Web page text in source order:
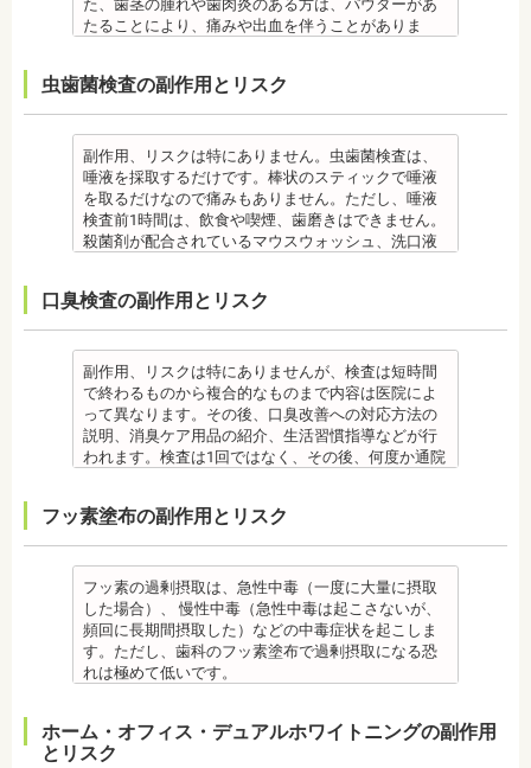
スを受ける患者さんもいます。
・矯正中は、器具を装着するため、食べかすが詰ま
了まで治療できません。）
・虫歯や歯周炎が発生すると一旦、装置を取り外し
て歯科医院で治療をする場合もあります。
・患者様が、取り外しできる矯正装置や補助装置の
装着時間を守っていなかったり、定期的な来院がで
きなかったりした場合は、治療期間が延びる可能性
があります。
・特殊な噛み合わせ、骨の硬さ、歯のかたちの場合
癖が改善されない場合は、治療期間が延びることが
療」を終えて歯並びが改善されても、まだ歯が元の
位置に戻ろうとする傾向があるため、一定期間動か
した歯を正しい位置にとどめておく保定が必要で
す。歯の位置が安定するまでの保定期間には個人差
があるので、治療後も歯科医師の指示を守ってくだ
さい。
先生
日本大学歯学部口腔外科第２講座大学院卒業
歯学博士（口腔外科学）
日本大学歯学部非常勤講師
社会福祉法人富士白苑理事
・固いものが一時的に噛めなくなります。また、ガ
ムや餅など、装置に引っかかるものが食べられなく
を受診してください。
・個人差があり、かなりのストレスを受ける患者さ
んもいます。
・矯正中は、器具を装着するため、食べかすが詰ま
りやすく虫歯、歯周病を招きやすくなります。（矯
正器具をつけている箇所の虫歯治療は、基本的に矯
正終了まで治療できません。）
・虫歯や歯周炎が発生すると一旦、装置を取り外し
装着時間を守っていなかったり、定期的な来院がで
きなかった場合は、治療期間が延びる場合がありま
す。
・特殊な噛み合わせ、骨の硬さ、歯のかたちの場合
は、治療期間が長くなる場合があります。
・舌で歯を押す癖や、歯並びに悪影響をあたえる癖
が改善されない方は、治療期間が延びる場合があり
ます。
位置に戻ろうとする傾向があるため、一定期間動か
療後も歯科医師の指示を守ってください。
・矯正終了後に矯正箇所が元に戻る場合もありま
す。
監修医情報 医療法人社団日坂会 理事長 日坂充宏
先生
【プロフィール】 日本大学歯学部卒業
歯学博士（口腔外科学）
日本大学歯学部非常勤講師
こりえます。歯科医師とよくご相談ください。
・矯正力が強すぎると、歯の根が短くなる「歯根吸
・歯や骨の状態、歯の動きを妨げる癖があった場
合、虫歯や歯周病の発生など、治療計画よりも治療
期間が長くなる場合があります。
・矯正治療では、歯肉が下がる場合（歯肉退縮）が
あります。特に切歯（せっし：上下前歯各4本）、歯
の凸凹が大きい患者様の場合、発症する事がありま
す。
・個人差により治療期間が数年かかることがありま
す。
なることもあります。
・装置が壊れることがあります。その際は歯科医院
を受診してください。
・個人差があり、かなりのストレスを受ける患者様
もいます。
・矯正中は、器具を装着するため、食べかすが詰ま
りやすく虫歯、歯周病を招きやすくなります。（矯
正器具をつけている箇所の虫歯治療は、基本的に矯
て歯科医院で治療をする場合もあります。
・患者様が、取り外しできる矯正装置や補助装置の
装着時間を守っていなかったり、定期的な来院がで
きなかった場合は、治療期間が延びる場合がありま
す。
・特殊な噛み合わせ、骨の硬さ、歯のかたちの場合
は、治療期間が長くなる場合があります。
・舌で歯を押す癖や、歯並びに悪影響をあたえる癖
・矯正治療で歯を動かして歯並びを整える「動的治
療」を終えて歯並びが改善されても、まだ歯が元の
すく、具体的には「下の前歯の裏側」や「上の奥歯
きません。
単に取り除くことができますが、沈着したまま時間
が経過すると歯石になって歯周病を進行させてしま
います。歯科での歯石除去は、専門の機器を使用
し、歯石を取り除くことができます。
歯石を取り除けば、歯周病の治療となり歯のぐらつ
き、歯茎の出血、口臭などが改善できます。
【プロフィール】
勤務
た、歯茎の腫れや歯肉炎のある方は、パウダーがあ
たることにより、痛みや出血を伴うことがありま
きれない場合があります。
また、エアフローは外来性の着色は落としますが、
本来の歯の色自体は白くできません。歯自体を白く
したい場合にはホワイトニングが有効です。 着色汚
れはエアフロー後に再付着することもあります。継
続的効果を得るには、定期的な施術が必要です。
エアフローは、着色を落とす審美目的として行われ
るため、健康保険の適用外となり自由診療となりま
フローを受けられない人もいます。
ウダー粒子をジェット噴射で歯に吹き付け、歯にこ
びりついた汚れを落とすことができます。
歯科で主に歯の着色やタバコのヤニ除去の用途とし
て使われていますが、歯周ポケット内の歯周病の細
菌除去にも効果があります。
監修医情報 菊地由利佳先生
日本歯科大学新潟生命歯学部卒業
虫歯菌検査の副作用とリスク
副作用、リスクは特にありません。虫歯菌検査は、
唾液を採取するだけです。棒状のスティックで唾液
を取るだけなので痛みもありません。ただし、唾液
検査前1時間は、飲食や喫煙、歯磨きはできません。
殺菌剤が配合されているマウスウォッシュ、洗口液
また検査1ヶ月以内に抗生物質を使用している場合も
正確な結果が出ないことがあるので時期を延ばす場
合もあります。健康保険の適用外となり自由診療と
なります。
備考
ご自身の唾液の量、性質、虫歯の原因菌の量を知
り、虫歯予防とセルフケア強化を目的とした検査で
す。
・酸性度（酸性になる程歯が溶けやすい）
同時に確認します。
監修医情報 菊地由利佳先生
【プロフィール】
日本歯科大学新潟生命歯学部卒業
新潟大学医歯学総合病院にて研修
都内歯科医院にて勤務
口臭検査の副作用とリスク
副作用、リスクは特にありませんが、検査は短時間
で終わるものから複合的なものまで内容は医院によ
って異なります。その後、口臭改善への対応方法の
説明、消臭ケア用品の紹介、生活習慣指導などが行
われます。検査は1回ではなく、その後、何度か通院
備考
口臭は、体調や病気と関わりがあることも多く、口
臭で悩んでいる場合はその関連性も合わせて検査が
必要です。また、よく食べる食べ物、ブラッシング
不足、喫煙や飲酒などが影響する場合もあるので、
原因がわかれば口臭軽減に向けて指導が行われま
す。
監修医情報 菊地由利佳先生
新潟大学医歯学総合病院にて研修
都内歯科医院にて勤務
フッ素塗布の副作用とリスク
フッ素の過剰摂取は、急性中毒（一度に大量に摂取
した場合）、 慢性中毒（急性中毒は起こさないが、
頻回に長期間摂取した）などの中毒症状を起こしま
す。ただし、歯科のフッ素塗布で過剰摂取になる恐
れは極めて低いです。
（過剰摂取）推定中毒量は、5歳児（体重18Kg）が
週5回法のフッ化物洗口液（0.05％フッ化ナトリウム
ホーム・オフィス・デュアルホワイトニングの副作用
とリスク